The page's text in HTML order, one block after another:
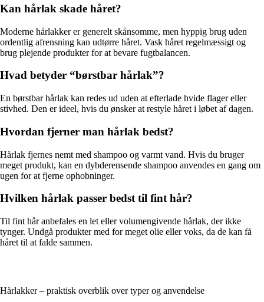
Kan hårlak skade håret?
Moderne hårlakker er generelt skånsomme, men hyppig brug uden
ordentlig afrensning kan udtørre håret. Vask håret regelmæssigt og
brug plejende produkter for at bevare fugtbalancen.
Hvad betyder “børstbar hårlak”?
En børstbar hårlak kan redes ud uden at efterlade hvide flager eller
stivhed. Den er ideel, hvis du ønsker at restyle håret i løbet af dagen.
Hvordan fjerner man hårlak bedst?
Hårlak fjernes nemt med shampoo og varmt vand. Hvis du bruger
meget produkt, kan en dybderensende shampoo anvendes en gang om
ugen for at fjerne ophobninger.
Hvilken hårlak passer bedst til fint hår?
Til fint hår anbefales en let eller volumengivende hårlak, der ikke
tynger. Undgå produkter med for meget olie eller voks, da de kan få
håret til at falde sammen.
Hårlakker – praktisk overblik over typer og anvendelse